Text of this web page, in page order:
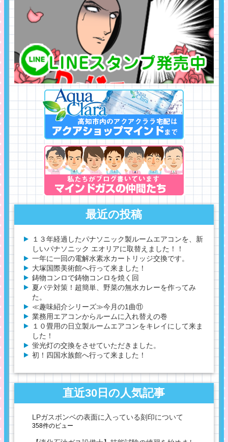
最近の投稿
１３年経過したパナソニック製ルームエアコンを、新
しいパナソニック エオリアに取替えました！！
一年に一回の電解水素水カートリッジ交換です。
大塚国際美術館へ行って来ました！
鋳物コンロで鋳物コンロを焼く回
夏バテ対策！超簡単、野菜の無水カレーを作ってみ
た。
≪趣味紹介シリーズ≫今月の1曲⑪
業務用エアコンからルームに入れ替えの巻
１０畳用の日立製ルームエアコンをキレイにして来ま
した！
蛍光灯の交換をさせていただきました。
初！四国水族館へ行って来ました！
直近30日の人気記事
LPガスボンベの表面に入っている刻印について
358件のビュー